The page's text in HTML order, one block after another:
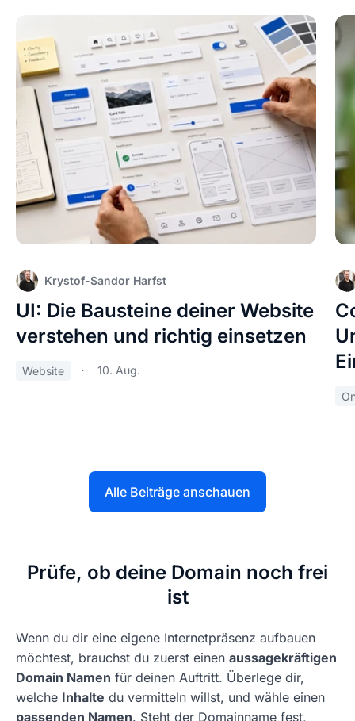
Krystof-Sandor Harfst
UI: Die Bausteine deiner Website
verstehen und richtig einsetzen
Website 10. Aug.
Alle Beiträge anschauen
Prüfe, ob deine Domain noch frei
ist
Wenn du dir eine eigene Internetpräsenz aufbauen
möchtest, brauchst du zuerst einen aussagekräftigen
Domain Namen für deinen Auftritt. Überlege dir,
welche Inhalte du vermitteln willst, und wähle einen
passenden Namen. Steht der Domainname fest,